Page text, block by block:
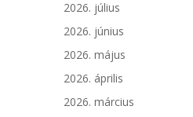
2026. július
2026. június
2026. május
2026. április
2026. március